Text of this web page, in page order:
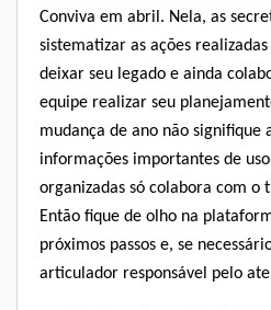
Conviva em abril. Nela, as
sistematizar as ações
deixar seu legado e ainda
equipe realizar seu
mudança de ano não signifique
informações importantes de
organizadas só colabora com o
Então fique de olho na
próximos passos e, se
articulador responsável pelo